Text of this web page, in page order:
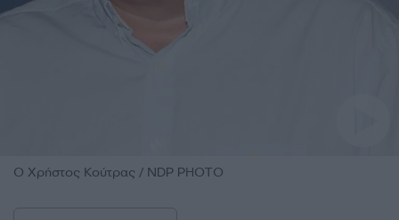
Ο Χρήστος Κούτρας / NDP PHOTO